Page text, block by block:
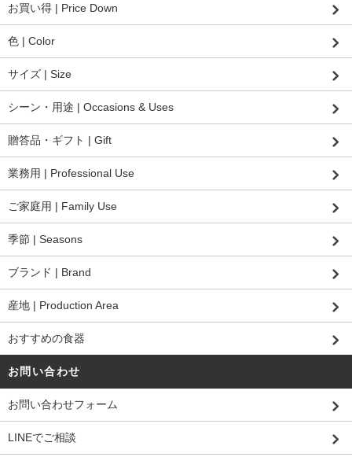
お買い得 | Price Down
色 | Color
サイズ | Size
シーン・用途 | Occasions & Uses
贈答品・ギフト | Gift
業務用 | Professional Use
ご家庭用 | Family Use
季節 | Seasons
ブランド | Brand
産地 | Production Area
おすすめの食器
お問い合わせ
お問い合わせフォーム
LINEでご相談